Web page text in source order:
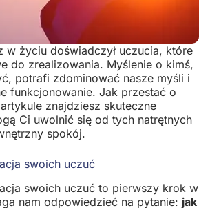
w życiu doświadczył uczucia, które
do zrealizowania. Myślenie o kimś,
potrafi zdominować nasze myśli i
funkcjonowanie. Jak przestać o
znajdziesz skuteczne
Ci uwolnić się od tych natrętnych
spokój.
swoich uczuć
swoich uczuć to pierwszy krok w
nam odpowiedzieć na pytanie: jak